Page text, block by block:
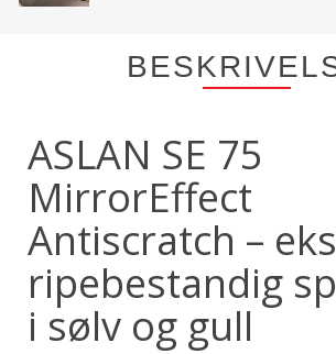
ASLAN SE 75
MirrorEffect
Antiscratch –
ripebestandig
i sølv og gull